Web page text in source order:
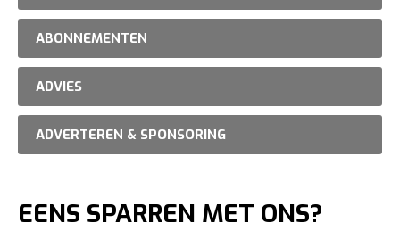
ABONNEMENTEN
ADVIES
ADVERTEREN & SPONSORING
EENS SPARREN MET ONS?